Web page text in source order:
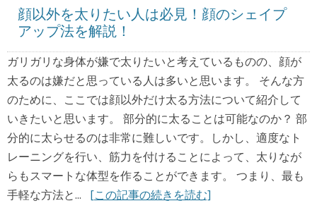
顔以外を太りたい人は必見！顔のシェイプ
アップ法を解説！
ガリガリな身体が嫌で太りたいと考えているものの、顔が
太るのは嫌だと思っている人は多いと思います。 そんな方
のために、ここでは顔以外だけ太る方法について紹介して
いきたいと思います。 部分的に太ることは可能なのか？ 部
分的に太らせるのは非常に難しいです。しかし、適度なト
レーニングを行い、筋力を付けることによって、太りなが
らもスマートな体型を作ることができます。 つまり、最も
手軽な方法と... [この記事の続きを読む]